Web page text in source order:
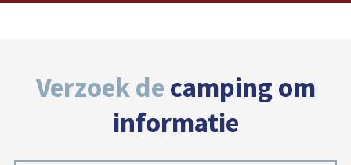
Verzoek de camping om
informatie